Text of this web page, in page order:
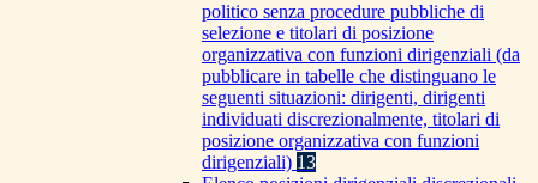
politico senza procedure pubbliche di
selezione e titolari di posizione
organizzativa con funzioni dirigenziali (da
pubblicare in tabelle che distinguano le
seguenti situazioni: dirigenti, dirigenti
individuati discrezionalmente, titolari di
posizione organizzativa con funzioni
dirigenziali) 13